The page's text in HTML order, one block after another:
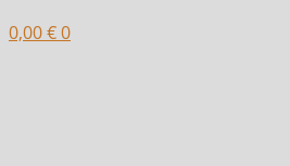
0,00€0